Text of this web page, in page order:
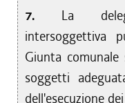
7. La
intersoggettiva
Giunta
soggetti
dell'esecuzione